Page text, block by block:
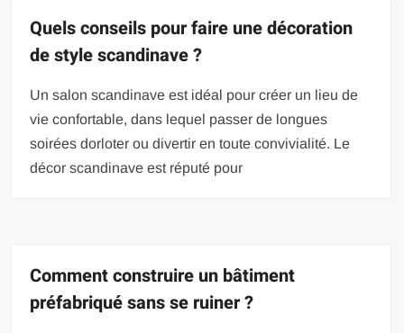
Quels conseils pour faire une décoration
de style scandinave ?
Un salon scandinave est idéal pour créer un lieu de
vie confortable, dans lequel passer de longues
soirées dorloter ou divertir en toute convivialité. Le
décor scandinave est réputé pour
Comment construire un bâtiment
préfabriqué sans se ruiner ?